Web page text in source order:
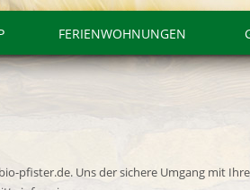
FERIENWOHNUNGEN
pfister.de. Uns der sichere Umgang mit